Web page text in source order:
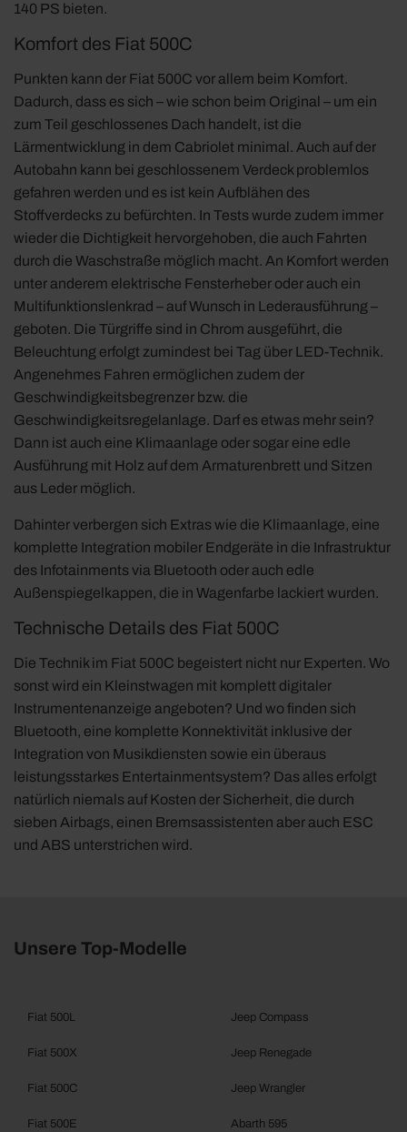
140 PS bieten.
Komfort des Fiat 500C
Punkten kann der Fiat 500C vor allem beim Komfort.
Dadurch, dass es sich – wie schon beim Original – um ein
zum Teil geschlossenes Dach handelt, ist die
Lärmentwicklung in dem Cabriolet minimal. Auch auf der
Autobahn kann bei geschlossenem Verdeck problemlos
gefahren werden und es ist kein Aufblähen des
Stoffverdecks zu befürchten. In Tests wurde zudem immer
wieder die Dichtigkeit hervorgehoben, die auch Fahrten
durch die Waschstraße möglich macht. An Komfort werden
unter anderem elektrische Fensterheber oder auch ein
Multifunktionslenkrad – auf Wunsch in Lederausführung –
geboten. Die Türgriffe sind in Chrom ausgeführt, die
Beleuchtung erfolgt zumindest bei Tag über LED-Technik.
Angenehmes Fahren ermöglichen zudem der
Geschwindigkeitsbegrenzer bzw. die
Geschwindigkeitsregelanlage. Darf es etwas mehr sein?
Dann ist auch eine Klimaanlage oder sogar eine edle
Ausführung mit Holz auf dem Armaturenbrett und Sitzen
aus Leder möglich.
Dahinter verbergen sich Extras wie die Klimaanlage, eine
komplette Integration mobiler Endgeräte in die Infrastruktur
des Infotainments via Bluetooth oder auch edle
Außenspiegelkappen, die in Wagenfarbe lackiert wurden.
Technische Details des Fiat 500C
Die Technik im Fiat 500C begeistert nicht nur Experten. Wo
sonst wird ein Kleinstwagen mit komplett digitaler
Instrumentenanzeige angeboten? Und wo finden sich
Bluetooth, eine komplette Konnektivität inklusive der
Integration von Musikdiensten sowie ein überaus
leistungsstarkes Entertainmentsystem? Das alles erfolgt
natürlich niemals auf Kosten der Sicherheit, die durch
sieben Airbags, einen Bremsassistenten aber auch ESC
und ABS unterstrichen wird.
Unsere Top-Modelle
Fiat 500L
Fiat 500X
Fiat 500C
Fiat 500E
Jeep Compass
Jeep Renegade
Jeep Wrangler
Abarth 595